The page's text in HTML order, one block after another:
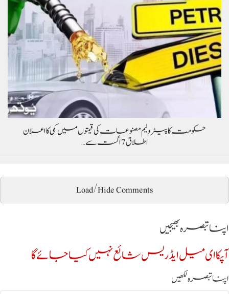
حکومت کا پیٹرولیم مصنوعات کی قیمتوں میں کمی کا اعلان
اطلاق 7 اگست سے…
Load/Hide Comments
اپنا تبصرہ بھیجیں
آپکا ای میل ایڈریس شائع نہیں کیا جائے گا
اپنا تبصرہ لکھیں